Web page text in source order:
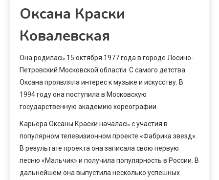
Оксана Краски
Ковалевская
Она родилась 15 октября 1977 года в городе Лосино-
Петровский Московской области. С самого детства
Оксана проявляла интерес к музыке и искусству. В
1994 году она поступила в Московскую
государственную академию хореографии.
Карьера Оксаны Краски началась с участия в
популярном телевизионном проекте «Фабрика звезд».
В результате проекта она записала свою первую
песню «Мальчик» и получила популярность в России. В
дальнейшем она выпустила несколько успешных